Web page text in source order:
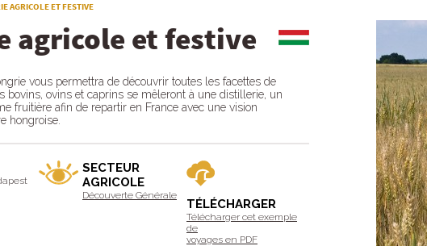
AGRICOLE ET FESTIVE
agricole et festive
vous permettra de découvrir toutes les facettes de
bovins, ovins et caprins se mêleront à une distillerie, un
fruitière afin de repartir en France avec une vision
hongroise.
SECTEUR
AGRICOLE
Découverte Générale
TÉLÉCHARGER
Télécharger cet exemple
de
voyages en PDF